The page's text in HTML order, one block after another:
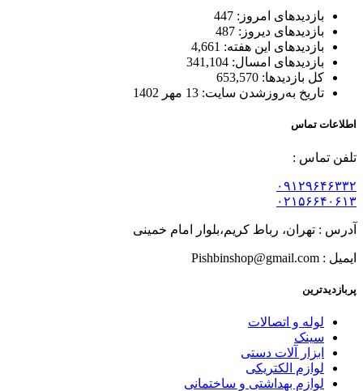
بازدیدهای امروز: 447
بازدیدهای دیروز: 487
بازدیدهای این هفته: 4,661
بازدیدهای امسال: 341,104
کل بازدیدها: 653,570
تاریخ به‌روزشدن سایت: 13 مهر 1402
اطلاعات تماس
تلفن تماس :
۰۹۱۲۹۶۴۶۳۳۲
۰۲۱۵۶۶۴۰۶۱۳
آدرس : تهران، رباط کریم،بلوار امام خمینی
ایمیل : Pishbinshop@gmail.com
پربازدیدترین
لوله و اتصالات
سینک
ابزار آلات دستی
لوازم الکتریکی
لوازم بهداشتی و ساختمانی